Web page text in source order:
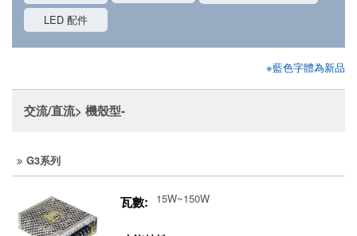
LED 配件
※藍色字體為新品
交流/直流> 機殼型-
G3系列
瓦數: 15W~150W